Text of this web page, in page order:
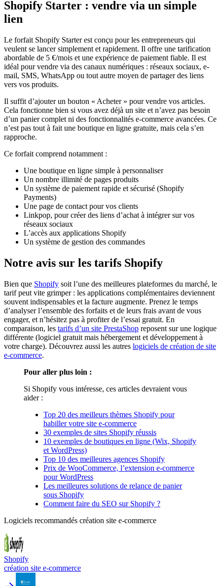
Shopify Starter : vendre via un simple
lien
Le forfait Shopify Starter est conçu pour les entrepreneurs qui
veulent se lancer simplement et rapidement. Il offre une tarification
abordable de 5 €/mois et une expérience de paiement fiable. Il est
idéal pour vendre via des canaux numériques : réseaux sociaux, e-
mail, SMS, WhatsApp ou tout autre moyen de partager des liens
vers vos produits.
Il suffit d’ajouter un bouton « Acheter » pour vendre vos articles.
Cela fonctionne bien si vous avez déjà un site et n’avez pas besoin
d’un panier complet ni des fonctionnalités e-commerce avancées. Ce
n’est pas tout à fait une boutique en ligne gratuite, mais cela s’en
rapproche.
Ce forfait comprend notamment :
Une boutique en ligne simple à personnaliser
Un nombre illimité de pages produits
Un système de paiement rapide et sécurisé (Shopify
Payments)
Une page de contact pour vos clients
Linkpop, pour créer des liens d’achat à intégrer sur vos
réseaux sociaux
L’accès aux applications Shopify
Un système de gestion des commandes
Notre avis sur les tarifs Shopify
Bien que Shopify soit l’une des meilleures plateformes du marché, le
tarif peut vite grimper : les applications complémentaires deviennent
souvent indispensables et la facture augmente. Prenez le temps
d’analyser l’ensemble des forfaits et de leurs frais avant de vous
engager, et n’hésitez pas à profiter de l’essai gratuit. En
comparaison, les tarifs d’un site PrestaShop reposent sur une logique
différente (logiciel gratuit mais hébergement et développement à
votre charge). Découvrez aussi les autres logiciels de création de site
e-commerce.
Pour aller plus loin :
Si Shopify vous intéresse, ces articles devraient vous
aider :
Top 20 des meilleurs thèmes Shopify pour
habiller votre site e-commerce
30 exemples de sites Shopify réussis
10 exemples de boutiques en ligne (Wix, Shopify
et WordPress)
Top 10 des meilleures agences Shopify
Prix de WooCommerce, l’extension e-commerce
pour WordPress
Les meilleures solutions de relance de panier
sous Shopify
Comment faire du SEO sur Shopify ?
Logiciels recommandés création site e-commerce
Shopify
création site e-commerce